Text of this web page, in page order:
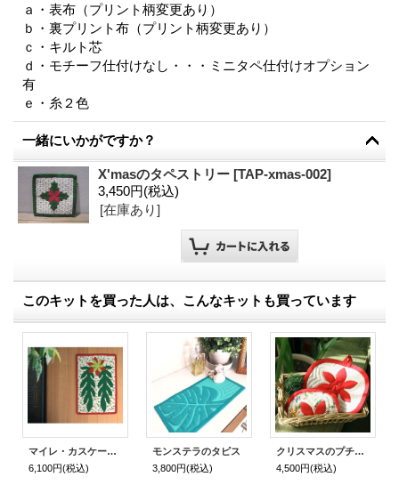
ａ・表布（プリント柄変更あり）
ｂ・裏プリント布（プリント柄変更あり）
ｃ・キルト芯
ｄ・モチーフ仕付けなし・・・ミニタペ仕付けオプション
有
ｅ・糸２色
一緒にいかがですか？
X'masのタペストリー [TAP-xmas-002]
3,450円(税込)
[在庫あり]
このキットを買った人は、こんなキットも買っています
マイレ・カスケードのクリスマス・タペストリー
6,100円(税込)
モンステラのタピス
3,800円(税込)
クリスマスのプチ・シリーズ
4,500円(税込)